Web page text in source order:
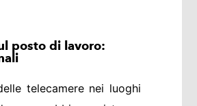
posto di lavoro:
telecamere nei luoghi